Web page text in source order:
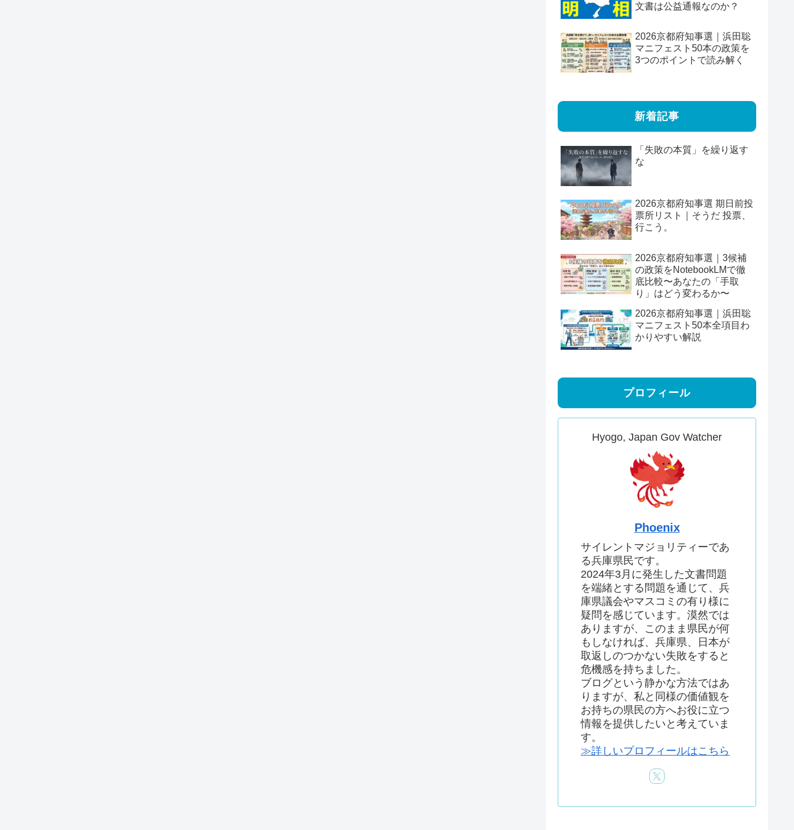
文書は公益通報なのか？
2026京都府知事選｜浜田聡
マニフェスト50本の政策を
3つのポイントで読み解く
新着記事
「失敗の本質」を繰り返す
な
2026京都府知事選 期日前投
票所リスト｜そうだ 投票、
行こう。
2026京都府知事選｜3候補
の政策をNotebookLMで徹
底比較〜あなたの「手取
り」はどう変わるか〜
2026京都府知事選｜浜田聡
マニフェスト50本全項目わ
かりやすい解説
プロフィール
Hyogo, Japan Gov Watcher
Phoenix
サイレントマジョリティーであ
る兵庫県民です。
2024年3月に発生した文書問題
を端緒とする問題を通じて、兵
庫県議会やマスコミの有り様に
疑問を感じています。漠然では
ありますが、このまま県民が何
もしなければ、兵庫県、日本が
取返しのつかない失敗をすると
危機感を持ちました。
ブログという静かな方法ではあ
りますが、私と同様の価値観を
お持ちの県民の方へお役に立つ
情報を提供したいと考えていま
す。
≫詳しいプロフィールはこちら